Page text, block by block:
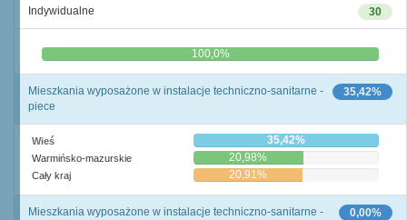
30
Indywidualne
0,0% 100,0%
35,42%
Mieszkania wyposażone w instalacje techniczno-sanitarne -
piece
Wieś 35,42%
Warmińsko-mazurskie 20,98%
Cały kraj 20,91%
0,00%
Mieszkania wyposażone w instalacje techniczno-sanitarne -